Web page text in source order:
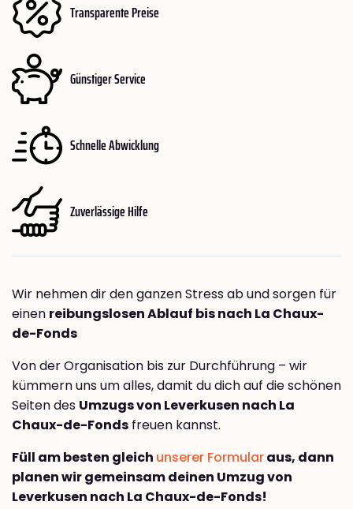
Transparente Preise
Günstiger Service
Schnelle Abwicklung
Zuverlässige Hilfe
Wir nehmen dir den ganzen Stress ab und sorgen für
einen reibungslosen Ablauf bis nach La Chaux-
de-Fonds
Von der Organisation bis zur Durchführung – wir
kümmern uns um alles, damit du dich auf die schönen
Seiten des Umzugs von Leverkusen nach La
Chaux-de-Fonds freuen kannst.
Füll am besten gleich unserer Formularaus, dann
planen wir gemeinsam deinen Umzug von
Leverkusen nach La Chaux-de-Fonds!